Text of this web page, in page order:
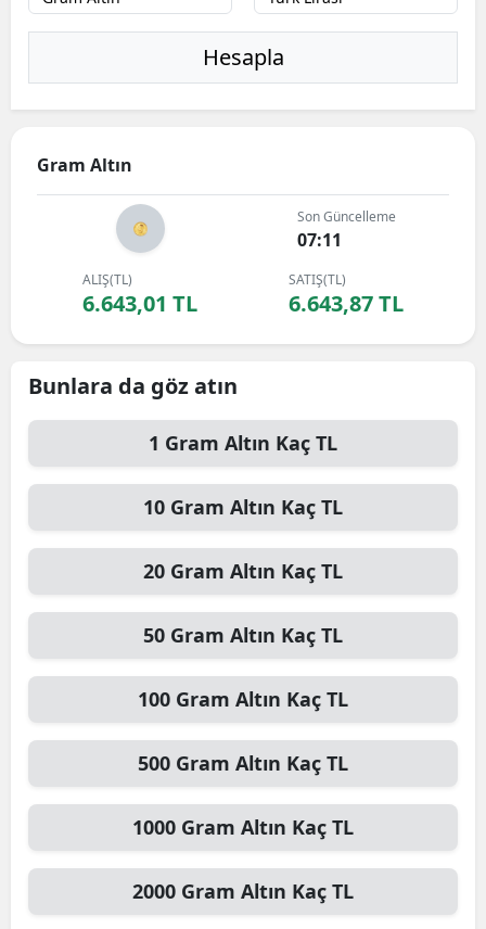
Hesapla
Gram Altın
Son Güncelleme
07:11
ALIŞ(TL)
6.643,01 TL
SATIŞ(TL)
6.643,87 TL
Bunlara da göz atın
1 Gram Altın Kaç TL
10 Gram Altın Kaç TL
20 Gram Altın Kaç TL
50 Gram Altın Kaç TL
100 Gram Altın Kaç TL
500 Gram Altın Kaç TL
1000 Gram Altın Kaç TL
2000 Gram Altın Kaç TL